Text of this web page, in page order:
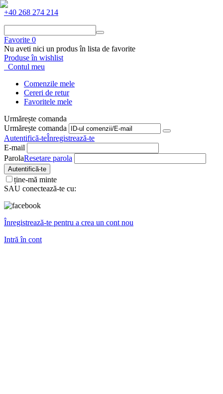
+40 268 274 214
Favorite 0
Nu aveti nici un produs în lista de favorite
Produse în wishlist
Contul meu
Comenzile mele
Cereri de retur
Favoritele mele
Urmărește comanda
Urmărește comanda
Autentifică-teÎnregistrează-te
E-mail
ParolaResetare parola
Autentifică-te
ține-mă minte
SAU conectează-te cu:
Înregistrează-te pentru a crea un cont nou
Intră în cont